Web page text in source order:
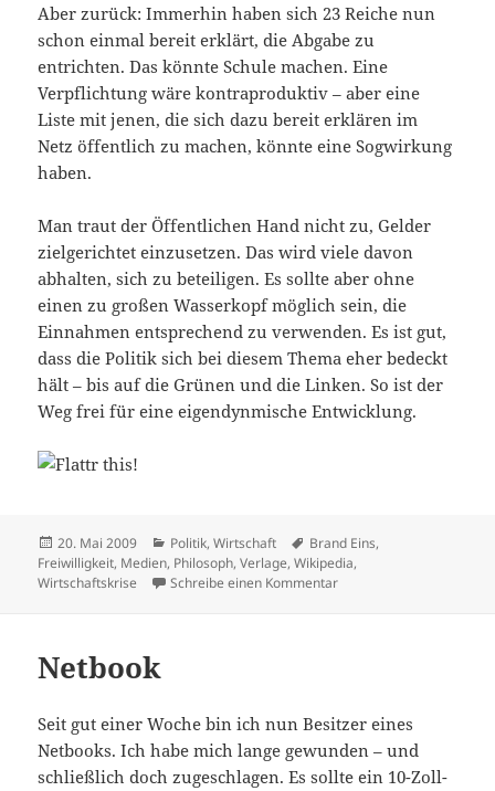
Aber zurück: Immerhin haben sich 23 Reiche nun
schon einmal bereit erklärt, die Abgabe zu
entrichten. Das könnte Schule machen. Eine
Verpflichtung wäre kontraproduktiv – aber eine
Liste mit jenen, die sich dazu bereit erklären im
Netz öffentlich zu machen, könnte eine Sogwirkung
haben.
Man traut der Öffentlichen Hand nicht zu, Gelder
zielgerichtet einzusetzen. Das wird viele davon
abhalten, sich zu beteiligen. Es sollte aber ohne
einen zu großen Wasserkopf möglich sein, die
Einnahmen entsprechend zu verwenden. Es ist gut,
dass die Politik sich bei diesem Thema eher bedeckt
hält – bis auf die Grünen und die Linken. So ist der
Weg frei für eine eigendynmische Entwicklung.
Veröffentlicht
am
20. Mai 2009 Kategorien
Politik,Wirtschaft Schlagwörter
Brand Eins,
Freiwilligkeit, Medien, Philosoph,Verlage,Wikipedia,
Wirtschaftskrise
Schreibe einen Kommentarzu Gute Millionäre
Netbook
Seit gut einer Woche bin ich nun Besitzer eines
Netbooks. Ich habe mich lange gewunden – und
schließlich doch zugeschlagen. Es sollte ein 10-Zoll-